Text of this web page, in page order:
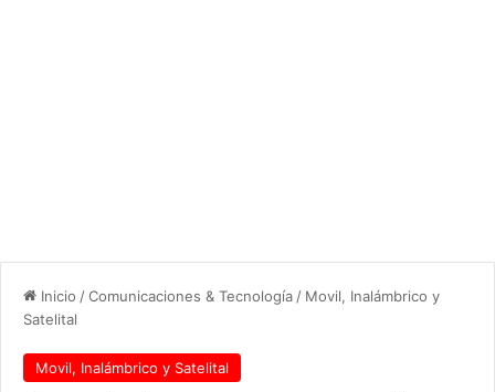
Inicio /Comunicaciones & Tecnología / Movil, Inalámbrico y
Satelital
Movil, Inalámbrico y Satelital